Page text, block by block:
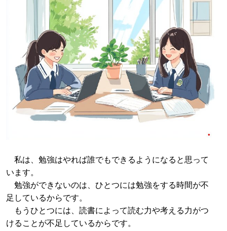
私は、勉強はやれば誰でもできるようになると思って
います。
勉強ができないのは、ひとつには勉強をする時間が不
足しているからです。
もうひとつには、読書によって読む力や考える力がつ
けることが不足しているからです。